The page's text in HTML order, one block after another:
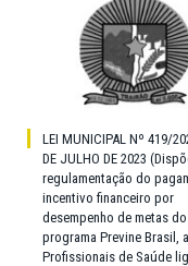
LEI MUNICIPAL Nº 419/
DE JULHO DE 2023
regulamentação do
incentivo financeiro por
desempenho de metas do
programa Previne Brasil,
Profissionais de Saúde